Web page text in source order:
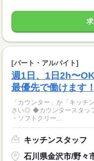
[パート・アルバイト]
週1日、1日2h〜
最優先で働けます！
「カウンター」か「キッチ
さい◎ ◆カウンタースタッフ ・レジでの接客、注文 ・ドリンク作り
・ソフトクリー...
キッチンスタッフ
石川県金沢市/野々